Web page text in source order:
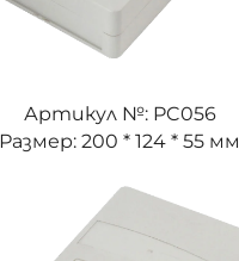
Артикул №: PC056
Размер: 200 * 124 * 55 мм